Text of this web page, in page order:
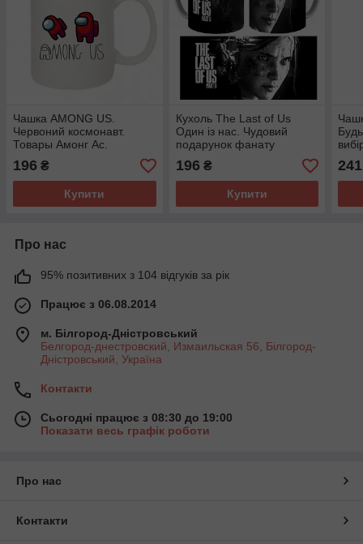
Чашка AMONG US.
Червоний космонавт.
Товары Амонг Ас.
196 ₴
Купити
Кухоль The Last of Us
Один із нас. Чудовий
подарунок фанату
196 ₴
Купити
241
Про нас
95% позитивних з 104 відгуків за рік
Працює з 06.08.2014
м. Білгород-Дністровський
Белгород-днестровский, Измаильская 56, Білгород-
Дністровський, Україна
Контакти
Сьогодні працює з 08:30 до 19:00
Показати весь графік роботи
Про нас
Контакти